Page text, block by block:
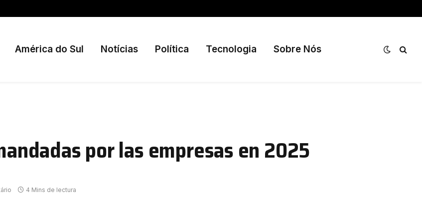
América do Sul Notícias Política Tecnologia Sobre Nós
por las empresas en 2025
4 Mins de lectura